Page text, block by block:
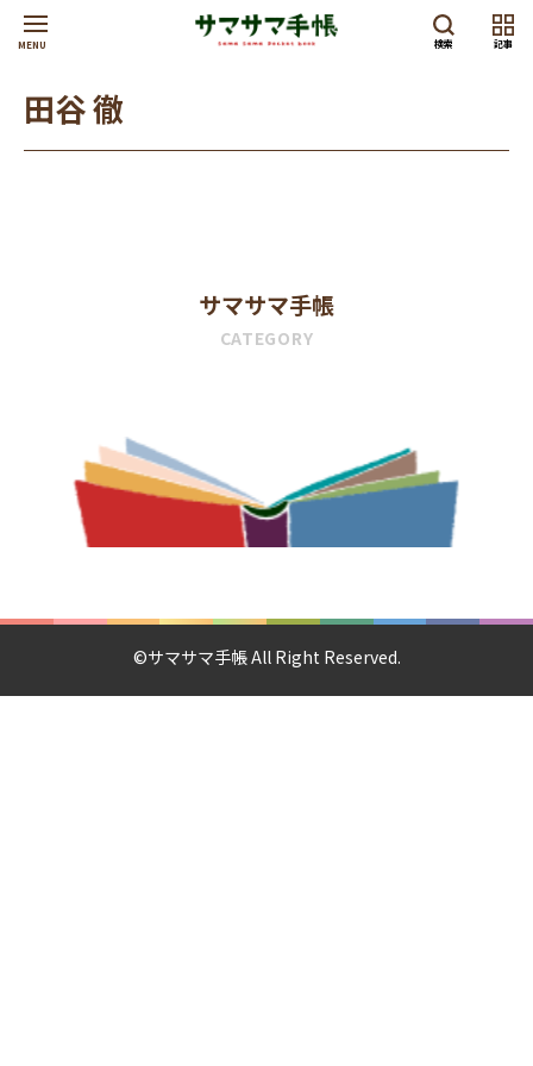
MENU 検索 記事
田谷 徹
サマサマ手帳
CATEGORY
©サマサマ手帳 All Right Reserved.